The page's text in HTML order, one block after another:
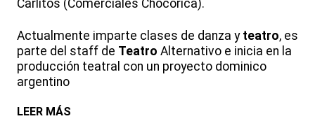
Carlitos (Comerciales Chocorica).
Actualmente imparte clases de danza y teatro, es
parte del staff de Teatro Alternativo e inicia en la
producción teatral con un proyecto dominico
argentino
LEER MÁS